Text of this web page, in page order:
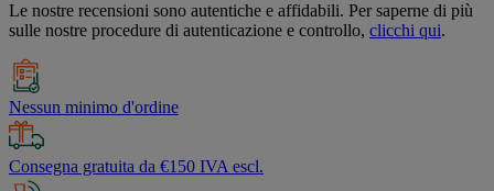
Le nostre recensioni sono autentiche e affidabili. Per saperne di più
sulle nostre procedure di autenticazione e controllo, clicchi qui.
Nessun minimo d'ordine
Consegna gratuita da €150 IVA escl.